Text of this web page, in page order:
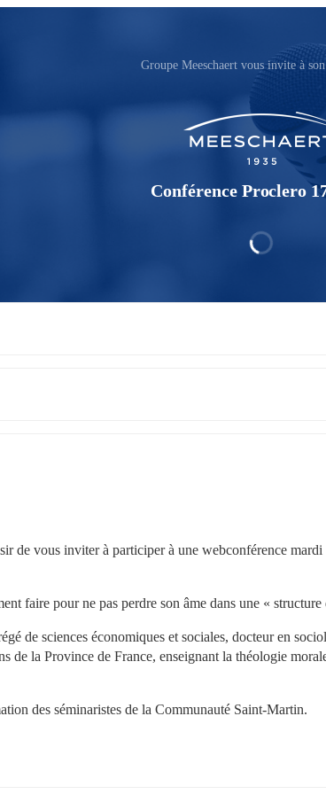
Groupe Meeschaert vous invite à
Conférence Proclero
de vous inviter à participer à une webconférence mardi
faire pour ne pas perdre son âme dans une « structure
de sciences économiques et sociales, docteur en
de la Province de France, enseignant la théologie
des séminaristes de la Communauté Saint-Martin.